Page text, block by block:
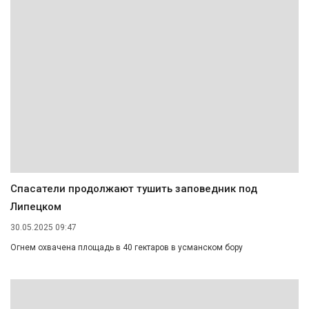
Спасатели продолжают тушить заповедник под
Липецком
30.05.2025 09:47
Огнем охвачена площадь в 40 гектаров в усманском бору